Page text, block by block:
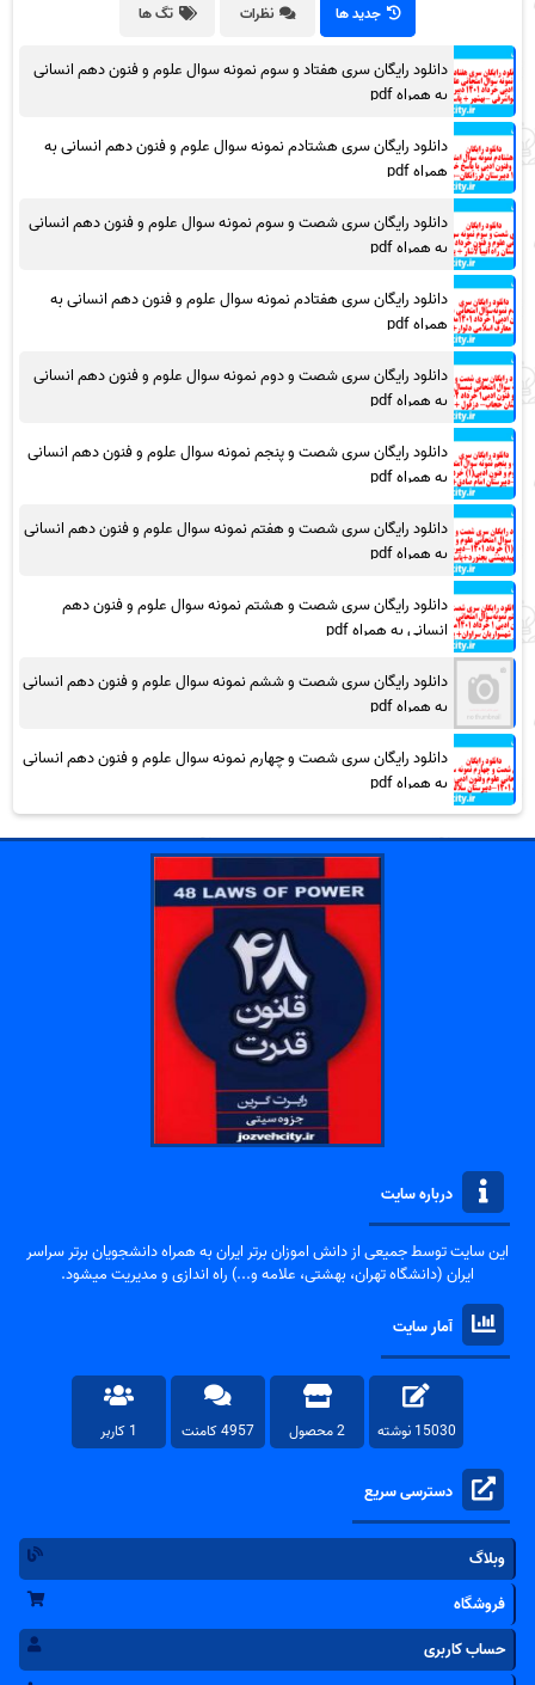
جدید ها نظرات تگ ها
دانلود رایگان سری هفتاد و سوم نمونه سوال علوم و فنون دهم انسانی
به همراه pdf
دانلود رایگان سری هشتادم نمونه سوال علوم و فنون دهم انسانی به
همراه pdf
دانلود رایگان سری شصت و سوم نمونه سوال علوم و فنون دهم انسانی
به همراه pdf
دانلود رایگان سری هفتادم نمونه سوال علوم و فنون دهم انسانی به
همراه pdf
دانلود رایگان سری شصت و دوم نمونه سوال علوم و فنون دهم انسانی
به همراه pdf
دانلود رایگان سری شصت و پنجم نمونه سوال علوم و فنون دهم انسانی
به همراه pdf
دانلود رایگان سری شصت و هفتم نمونه سوال علوم و فنون دهم انسانی
به همراه pdf
دانلود رایگان سری شصت و هشتم نمونه سوال علوم و فنون دهم
انسانی به همراه pdf
دانلود رایگان سری شصت و ششم نمونه سوال علوم و فنون دهم انسانی
به همراه pdf
دانلود رایگان سری شصت و چهارم نمونه سوال علوم و فنون دهم انسانی
به همراه pdf
درباره سایت
این سایت توسط جمیعی از دانش اموزان برتر ایران به همراه دانشجویان برتر سراسر
ایران (دانشگاه تهران، بهشتی، علامه و...) راه اندازی و مدیریت میشود.
آمار سایت
15030 نوشته 2 محصول 4957 کامنت 1 کاربر
دسترسی سریع
وبلاگ
فروشگاه
حساب کاربری